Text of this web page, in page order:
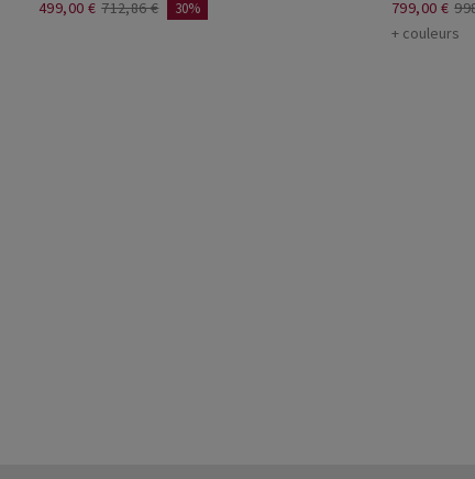
499,00 € 712,86 € 30% 799,00 €
+ couleurs